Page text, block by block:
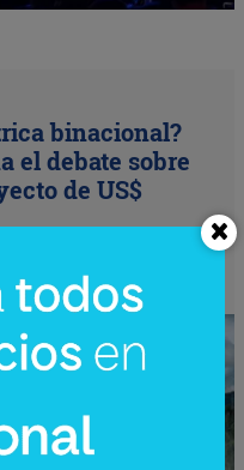
binacional?
el debate sobre
de US$